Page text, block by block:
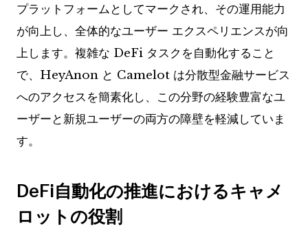
プラットフォームとしてマークされ、その運用能力
が向上し、全体的なユーザー エクスペリエンスが向
上します。複雑な DeFi タスクを自動化すること
で、HeyAnon と Camelot は分散型金融サービス
へのアクセスを簡素化し、この分野の経験豊富なユ
ーザーと新規ユーザーの両方の障壁を軽減していま
す。
DeFi自動化の推進におけるキャメ
ロットの役割